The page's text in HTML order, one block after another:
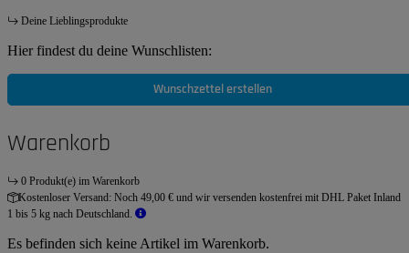
Deine Lieblingsprodukte
Hier findest du deine Wunschlisten:
Wunschzettel erstellen
Warenkorb
0 Produkt(e) im Warenkorb
Kostenloser Versand: Noch 49,00 € und wir versenden kostenfrei mit DHL Paket Inland
1 bis 5 kg nach Deutschland.
Es befinden sich keine Artikel im Warenkorb.